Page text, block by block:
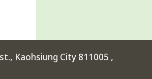
Kaohsiung City 811005 ,